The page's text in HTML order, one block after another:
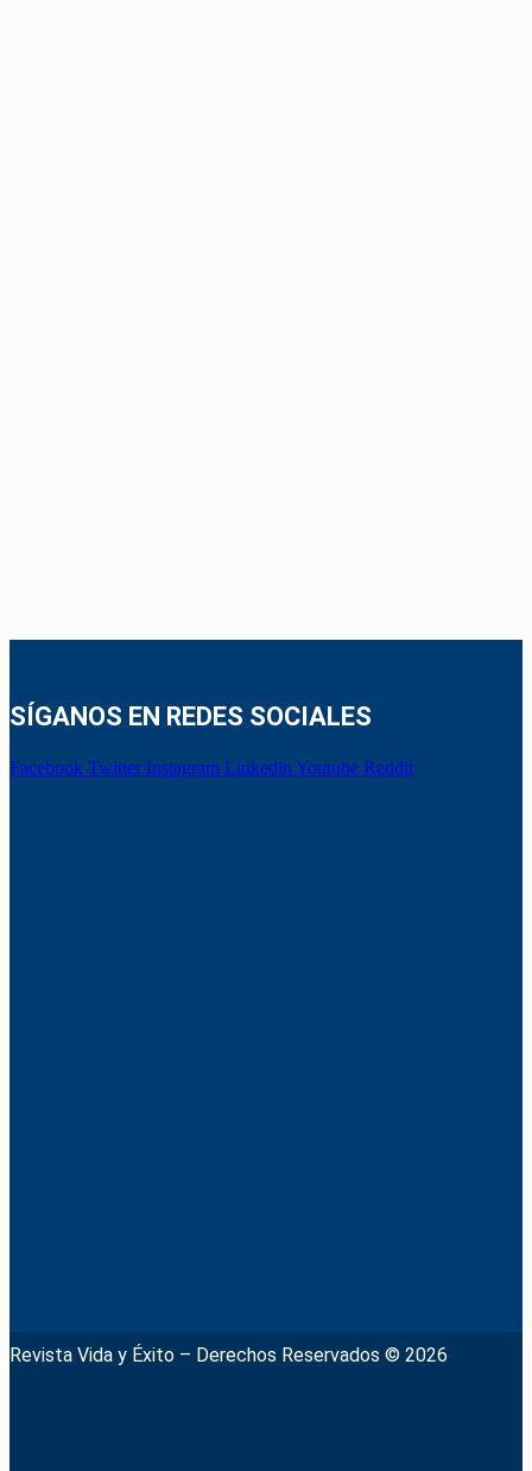
SÍGANOS EN REDES SOCIALES
Facebook Twitter Instagram Linkedin Youtube Reddit
Revista Vida y Éxito – Derechos Reservados © 2026